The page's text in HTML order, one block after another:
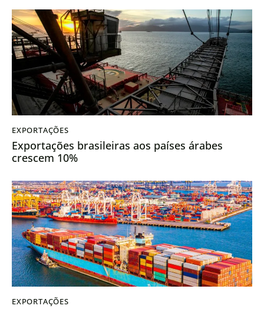
EXPORTAÇÕES
Exportações brasileiras aos países árabes
crescem 10%
EXPORTAÇÕES